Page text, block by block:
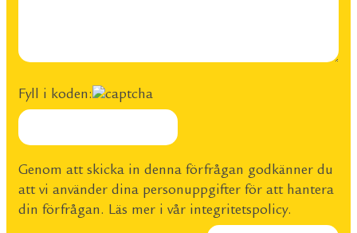
Fyll i koden:
Genom att skicka in denna förfrågan godkänner du
att vi använder dina personuppgifter för att hantera
din förfrågan. Läs mer i vår integritetspolicy.